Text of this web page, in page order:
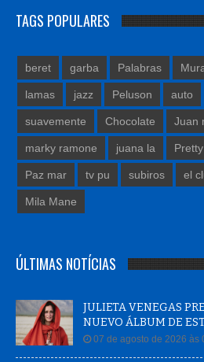
TAGS POPULARES
beret garba Palabras
lamas jazz Peluson auto
suavemente Chocolate Juan
marky ramone juana la Pretty
Paz mar tv pu subiros el
Mila Mane
ÚLTIMAS NOTÍCIAS
JULIETA VENEGAS
NUEVO ÁLBUM DE
07 de agosto de 2026 às